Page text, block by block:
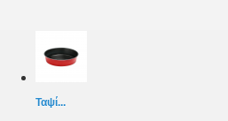
Ταψί...